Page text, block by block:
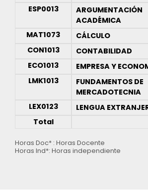
ESP0013
ARGUMENTACIÓN
ACADÉMICA
MAT1073
CÁLCULO
CON1013
CONTABILIDAD
ECO1013
EMPRESA Y
LMK1013
FUNDAMENTOS DE
MERCADOTECNIA
LEX0123
LENGUA
Total
Horas Doc* : Horas Docente
Horas Ind*: Horas independiente